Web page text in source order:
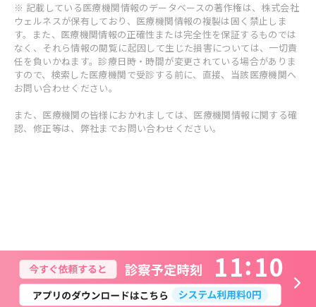
※ 記載している医療機関情報のデータベースの著作権は、株式会社
ウェルネスが保有しており、医療機関情報の複製は固く禁止しま
す。また、医療機関情報の正確性または完全性を保証するものでは
なく、それら情報の閲覧に起因して生じた損害については、一切責
任を負いかねます。診療日時・時間が変更されている場合がありま
すので、検索した医療機関で受診する前に、直接、当該医療機関へ
お問い合わせください。
また、医療機関の皆様におかれましては、医療機関情報に関する確
認、修正等は、弊社までお問い合わせください。
11 10